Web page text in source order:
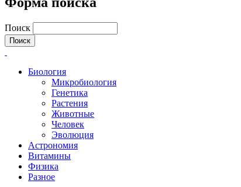
Поиск
Биология
Микробиология
Генетика
Растения
Животные
Человек
Эволюция
Астрономия
Витамины
Физика
Разное